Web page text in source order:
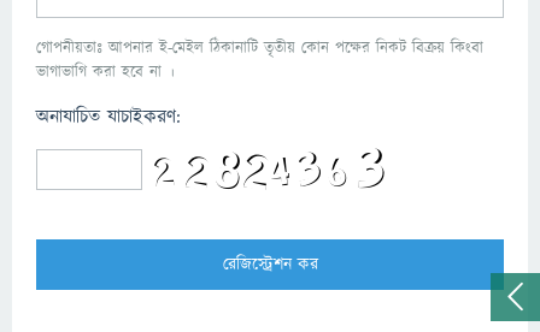
গোপনীয়তাঃ আপনার ই-মেইল ঠিকানাটি তৃতীয় কোন পক্ষের নিকট বিক্রয় কিংবা
ভাগাভাগি করা হবে না ।
অনাযাচিত যাচাইকরণ: